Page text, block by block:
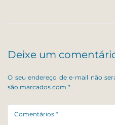
Deixe um
O seu endereço de e-mail não
são marcados com *